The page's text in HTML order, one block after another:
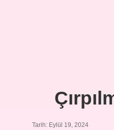
Tarih: Eylül 19, 2024